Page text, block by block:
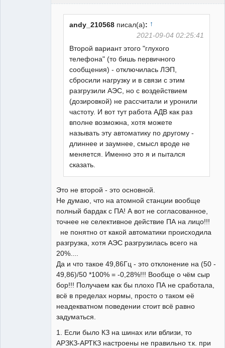
andy_210568 писал(а): ↑
2021-09-04 02:25:41
Второй вариант этого "глухого
телефона" (то бишь первичного
сообщения) - отключилась ЛЭП,
сбросили нагрузку и в связи с этим
разгрузили АЭС, но с воздействием
(дозировкой) не рассчитали и уронили
частоту. И вот тут работа АДВ как раз
вполне возможна, хотя можете
называть эту автоматику по другому -
длиннее и заумнее, смысл вроде не
меняется. Именно это я и пытался
сказать.
Это не второй - это основной.
Не думаю, что на атомной станции вообще
полный бардак с ПА! А вот не согласованное,
точнее не селективное действие ПА на лицо!!!
не понятно от какой автоматики происходила
разгрузка, хотя АЭС разгрузилась всего на
20%....
Да и что такое 49,86Гц - это отклонение на (50 -
49,86)/50 *100% = -0,28%!!! Вообще о чём сыр
бор!!! Получаем как бы плохо ПА не сработала,
всё в пределах нормы, просто о таком её
неадекватном поведении стоит всё равно
задуматься.
1. Если было КЗ на шинах или вблизи, то
АРЗКЗ-АРТКЗ настроены не правильно т.к. при